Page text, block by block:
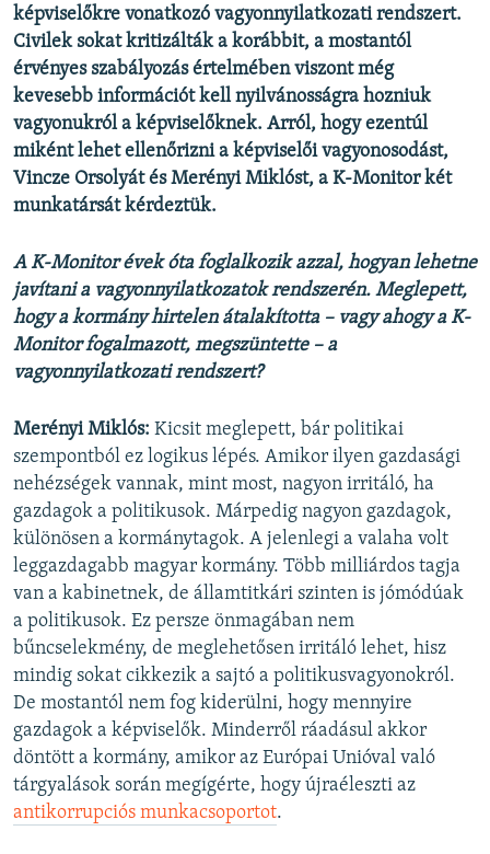
Valamennyi RFE/RL weboldal
képviselőkre vonatkozó vagyonnyilatkozati rendszert.
Civilek sokat kritizálták a korábbit, a mostantól
érvényes szabályozás értelmében viszont még
kevesebb információt kell nyilvánosságra hozniuk
vagyonukról a képviselőknek. Arról, hogy ezentúl
miként lehet ellenőrizni a képviselői vagyonosodást,
Vincze Orsolyát és Merényi Miklóst, a K-Monitor két
munkatársát kérdeztük.
A K-Monitor évek óta foglalkozik azzal, hogyan lehetne
javítani a vagyonnyilatkozatok rendszerén. Meglepett,
hogy a kormány hirtelen átalakította – vagy ahogy a K-
Monitor fogalmazott, megszüntette – a
vagyonnyilatkozati rendszert?
Merényi Miklós: Kicsit meglepett, bár politikai
szempontból ez logikus lépés. Amikor ilyen gazdasági
nehézségek vannak, mint most, nagyon irritáló, ha
gazdagok a politikusok. Márpedig nagyon gazdagok,
különösen a kormánytagok. A jelenlegi a valaha volt
leggazdagabb magyar kormány. Több milliárdos tagja
van a kabinetnek, de államtitkári szinten is jómódúak
a politikusok. Ez persze önmagában nem
bűncselekmény, de meglehetősen irritáló lehet, hisz
mindig sokat cikkezik a sajtó a politikusvagyonokról.
De mostantól nem fog kiderülni, hogy mennyire
gazdagok a képviselők. Minderről ráadásul akkor
döntött a kormány, amikor az Európai Unióval való
tárgyalások során megígérte, hogy újraéleszti az
antikorrupciós munkacsoportot.